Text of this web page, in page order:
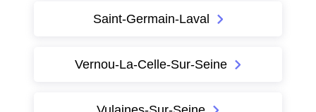
Saint-Germain-Laval
Vernou-La-Celle-Sur-Seine